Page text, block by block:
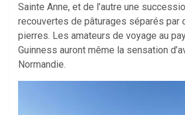
Sainte Anne, et de l’autre une
recouvertes de pâturages séparés par
pierres. Les amateurs de voyage au
Guinness auront même la sensation
Normandie.